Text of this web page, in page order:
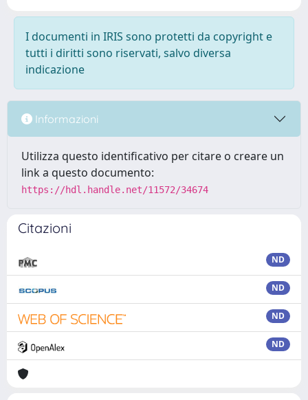
I documenti in IRIS sono protetti da copyright e
tutti i diritti sono riservati, salvo diversa
indicazione
Informazioni
Utilizza questo identificativo per citare o creare un
link a questo documento:
https://hdl.handle.net/11572/34674
Citazioni
ND
ND
ND
ND